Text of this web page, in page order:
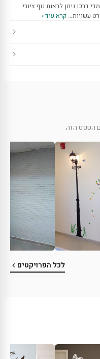
דרכו ניתן לראות נוף ציורי
קרא עוד ›
הטפט הזה
לכל הפרויקטים